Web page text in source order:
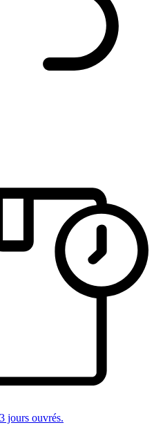
jours ouvrés.